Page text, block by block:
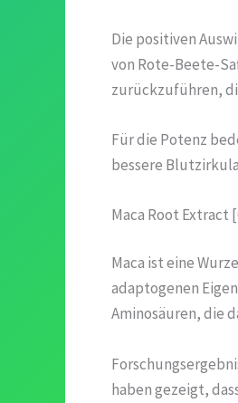
Die positiven
von Rote-Beete-
zurückzuführen,
Für die Potenz
bessere
Maca Root Extract
Maca ist eine
adaptogenen
Aminosäuren, die
haben gezeigt,